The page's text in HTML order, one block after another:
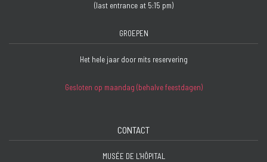
(last entrance at 5:15 pm)
GROEPEN
Het hele jaar door mits reservering
Gesloten op maandag (behalve feestdagen)
CONTACT
MUSÉE DE L'HÔPITAL